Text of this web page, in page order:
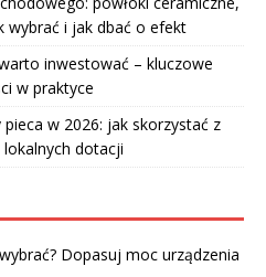
wybrać i jak dbać o efekt
inwestować – kluczowe
w praktyce
w 2026: jak skorzystać z
dotacji
Dopasuj moc urządzenia